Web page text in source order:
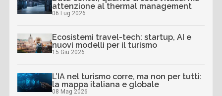
attenzione al thermal management
06 Lug 2026
Ecosistemi travel-tech: startup, AI e
nuovi modelli per il turismo
15 Giu 2026
L’IA nel turismo corre, ma non per tutti:
la mappa italiana e globale
08 Mag 2026